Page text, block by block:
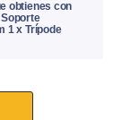
obtienes con
1 x Trípode